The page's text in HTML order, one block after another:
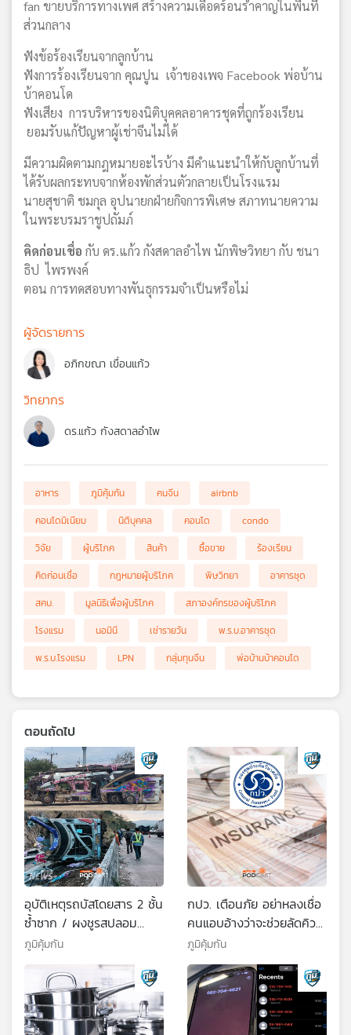
fan ขายบริการทางเพศ สร้างความเดือดร้อนรำคาญในพื้นที่
ส่วนกลาง
ฟังข้อร้องเรียนจากลูกบ้าน
ฟังการร้องเรียนจาก คุณปูน เจ้าของเพจ Facebook พ่อบ้าน
บ้าคอนโด
ฟังเสียง การบริหารของนิติบุคคลอาคารชุดที่ถูกร้องเรียน
ยอมรับแก้ปัญหาผู้เช่าจีนไม่ได้
มีความผิดตามกฎหมายอะไรบ้าง มีคำแนะนำให้กับลูกบ้านที่
ได้รับผลกระทบจากห้องพักส่วนตัวกลายเป็นโรงแรม
นายสุชาติ ชมกุล อุปนายกฝ่ายกิจการพิเศษ สภาทนายความ
ในพระบรมราชูปถัมภ์
คิดก่อนเชื่อ กับ ดร.แก้ว กังสดาลอำไพ นักพิษวิทยา กับ ชนา
ธิป ไพรพงค์
ตอน การทดสอบทางพันธุกรรมจำเป็นหรือไม่
ผู้จัดรายการ
อภิกขณา เขื่อนแก้ว
วิทยากร
ดร.แก้ว กังสดาลอำไพ
อาหาร ภูมิคุ้มกัน คนจีน
airbnb
คอนโดมิเนียม
นิติบุคคล คอนโด
condo
วิจัย
ผู้บริโภค สินค้า ซื้อขาย
ร้องเรียน
คิดก่อนเชื่อ
กฎหมายผู้บริโภค พิษวิทยา
อาคารชุด
สคบ.
มูลนิธิเพื่อผู้บริโภค
สภาองค์กรของผู้บริโภค
โรงแรม
นอมินี เช่ารายวัน
พ.ร.บ.อาคารชุด
พ.ร.บ.โรงแรม
LPN กลุ่มทุนจีน พ่อบ้านบ้าคอนโด
ตอนถัดไป
อุบัติเหตุรถบัสโดยสาร 2 ชั้น
ซ้ำซาก / ผงชูรสปลอม
กาแฟปลอม อันตราย
ภูมิคุ้มกัน
กปว. เตือนภัย อย่าหลงเชื่อ
คนแอบอ้างว่าจะช่วยลัดคิว
จ่ายเงินประกันภัยโควิด –
19 / ไข่เพิ่มคอเลสเตอรอล
ในเลือดจริงหรือ ตอนที่ 1
ภูมิคุ้มกัน